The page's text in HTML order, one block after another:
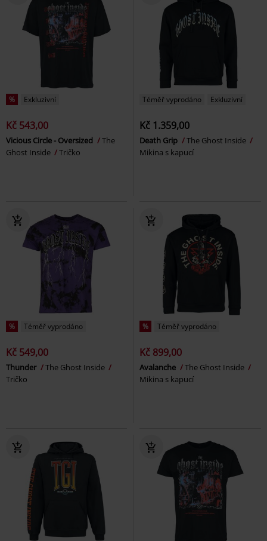
% Exkluzivní
Kč 543,00
Vicious Circle - Oversized
The
Ghost Inside
Tričko
Téměř vyprodáno Exkluzivní
Kč 1.359,00
Death Grip
The Ghost Inside
Mikina s kapucí
% Téměř vyprodáno
Kč 549,00
Thunder
The Ghost Inside
Tričko
% Téměř vyprodáno
Kč 899,00
Avalanche
The Ghost Inside
Mikina s kapucí